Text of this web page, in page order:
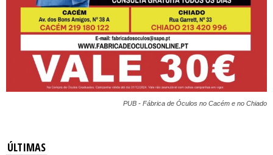
PUB - Fábrica de Óculos no Cacém e no Chiado
ÚLTIMAS